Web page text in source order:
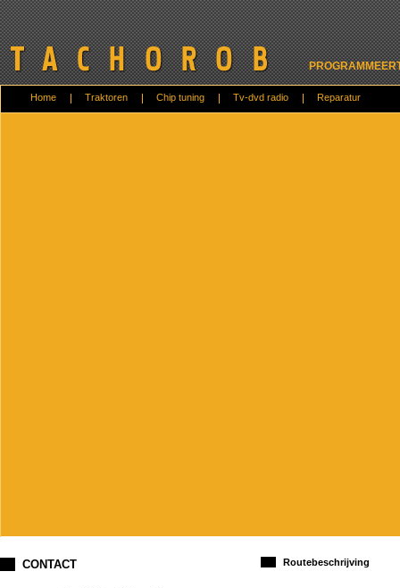
Home Traktoren Chip tuning Tv-dvd radio Reparatur
CONTACT Routebeschrijving